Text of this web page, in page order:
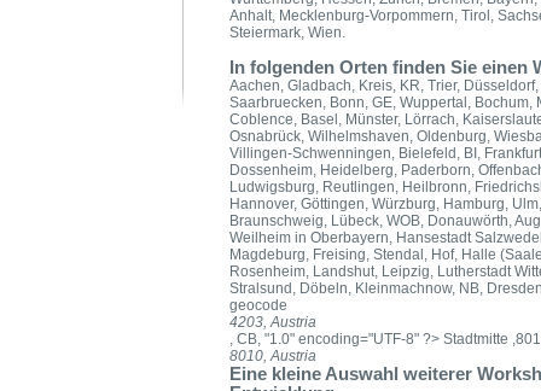
Anhalt, Mecklenburg-Vorpommern, Tirol,
Steiermark, Wien.
In folgenden Orten finden Sie einen
Aachen, Gladbach, Kreis, KR, Trier,
Saarbruecken, Bonn, GE, Wuppertal,
Coblence, Basel, Münster, Lörrach,
Osnabrück, Wilhelmshaven, Oldenburg,
Villingen-Schwenningen, Bielefeld, BI,
Dossenheim, Heidelberg, Paderborn,
Ludwigsburg, Reutlingen, Heilbronn,
Hannover, Göttingen, Würzburg, Hamburg,
Braunschweig, Lübeck, WOB, Donauwörth,
Weilheim in Oberbayern, Hansestadt
Magdeburg, Freising, Stendal, Hof, Halle
Rosenheim, Landshut, Leipzig, Lutherstadt
Stralsund, Döbeln, Kleinmachnow, NB,
geocode
4203, Austria
, CB, "1.0" encoding="UTF-8" ?> Stadtmitte
8010, Austria
Eine kleine Auswahl weiterer